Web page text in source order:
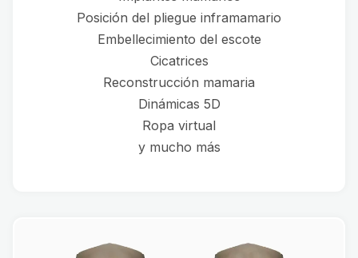
Posición del pliegue inframamario
Embellecimiento del escote
Cicatrices
Reconstrucción mamaria
Dinámicas 5D
Ropa virtual
y mucho más